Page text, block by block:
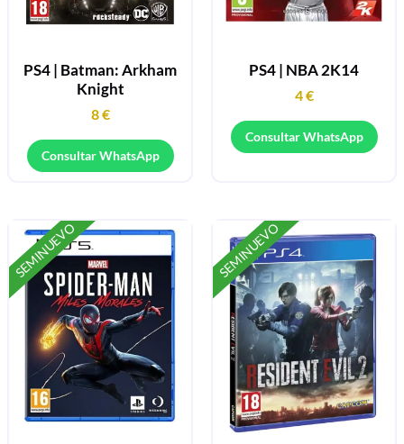
PS4 | Batman: Arkham
Knight
8€
Consultar WhatsApp
PS4 | NBA 2K14
4€
Consultar WhatsApp
SEMINUEVO SEMINUEVO